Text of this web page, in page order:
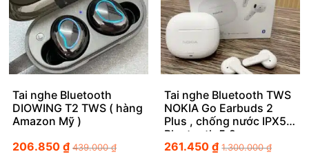
Tai nghe Bluetooth
DIOWING T2 TWS ( hàng
Amazon Mỹ )
206.850 ₫ 439.000₫
Tai nghe Bluetooth TWS
NOKIA Go Earbuds 2
Plus , chống nước IPX5 ,
Bluetooth 5.2
261.450₫ 1.300.000₫